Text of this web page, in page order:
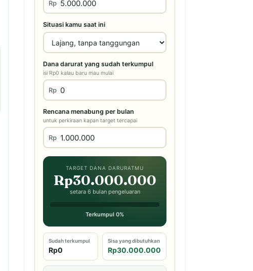
Rp
Situasi kamu saat ini
Dana darurat yang sudah terkumpul
isi Rp0 kalau baru mau mulai
Rp
Rencana menabung per bulan
untuk perkiraan kapan target tercapai
Rp
TARGET DANA DARURATMU
Rp30.000.000
setara 6 bulan pengeluaran
Terkumpul 0%
Sudah terkumpul
Rp0
Sisa yang dibutuhkan
Rp30.000.000